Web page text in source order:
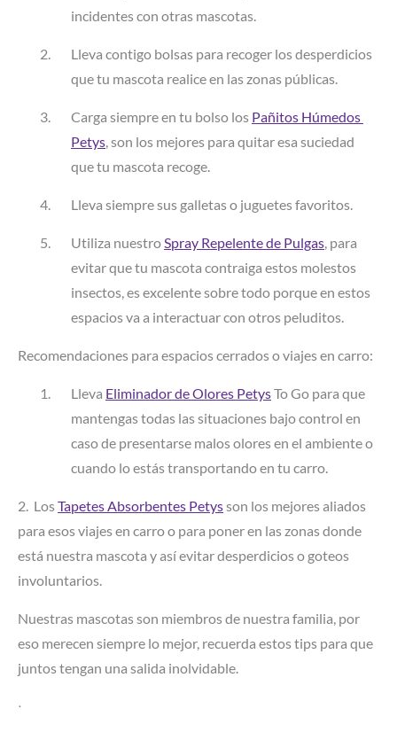
incidentes con otras mascotas.
Lleva contigo bolsas para recoger los desperdicios
que tu mascota realice en las zonas públicas.
Carga siempre en tu bolso los Pañitos Húmedos
Petys , son los mejores para quitar esa suciedad
que tu mascota recoge.
Lleva siempre sus galletas o juguetes favoritos.
Utiliza nuestro Spray Repelente de Pulgas , para
evitar que tu mascota contraiga estos molestos
insectos, es excelente sobre todo porque en estos
espacios va a interactuar con otros peluditos.
Recomendaciones para espacios cerrados o viajes en carro:
Lleva Eliminador de Olores PetysTo Go para que
mantengas todas las situaciones bajo control en
caso de presentarse malos olores en el ambiente o
cuando lo estás transportando en tu carro.
2. LosTapetes Absorbentes Petysson los mejores aliados
para esos viajes en carro o para poner en las zonas donde
está nuestra mascota y así evitar desperdicios o goteos
involuntarios.
Nuestras mascotas son miembros de nuestra familia, por
eso merecen siempre lo mejor, recuerda estos tips para que
juntos tengan una salida inolvidable.
ᐧ